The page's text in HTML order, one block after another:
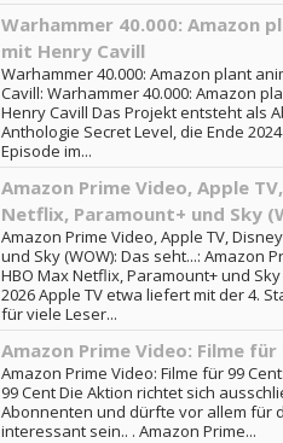
Warhammer 40.000: Amazon
mit Henry Cavill
Warhammer 40.000: Amazon plant
Cavill: Warhammer 40.000: Amazon
Henry Cavill Das Projekt entsteht als
Anthologie Secret Level, die Ende
Episode im...
Amazon Prime Video, Apple
Netflix, Paramount+ und Sky
Amazon Prime Video, Apple TV,
und Sky (WOW): Das seht...: Amazon
HBO Max Netflix, Paramount+ und
2026 Apple TV etwa liefert mit der 4.
für viele Leser...
Amazon Prime Video: Filme für
Amazon Prime Video: Filme für 99
99 Cent Die Aktion richtet sich
Abonnenten und dürfte vor allem für
interessant sein.. . Amazon Prime...